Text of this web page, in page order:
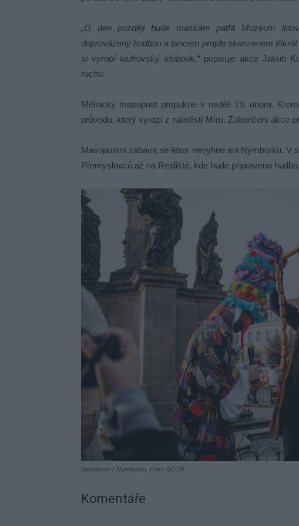
„O den později bude maskám patřit Muzeum
doprovázený hudbou a tancem projde skanzenem
si vyrobí laufrovský klobouk,“popisuje akce Jakub
ruchu.
Mělnický masopust propukne v neděli 19. února.
průvodu, který vyrazí z náměstí Míru. Zakončení akce
Masopustní zábava se letos nevyhne ani Nymburku. V
Přemyslovců až na Rejdiště, kde bude připravena
Masopust v Nymburku. Foto: SCCR
Komentáře